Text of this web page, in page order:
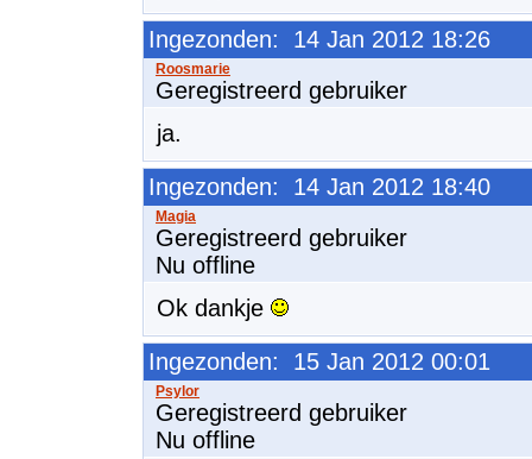
Ingezonden: 14 Jan 2012 18:26
Geregistreerd gebruiker
ja.
Ingezonden: 14 Jan 2012 18:40
Geregistreerd gebruiker
Nu offline
Ok dankje
Ingezonden: 15 Jan 2012 00:01
Geregistreerd gebruiker
Nu offline